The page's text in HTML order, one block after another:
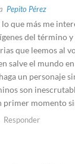
Pepito Pérez
que más me
del término
que leemos al
salve el mundo
un personaje
son
primer momento
Responder